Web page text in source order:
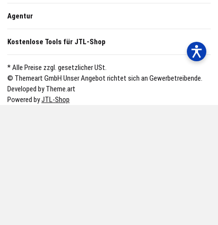
Agentur
Kostenlose Tools für JTL-Shop
* Alle Preise zzgl. gesetzlicher USt.
© Themeart GmbH Unser Angebot richtet sich an Gewerbetreibende.
Developed by Theme.art
Powered byJTL-Shop